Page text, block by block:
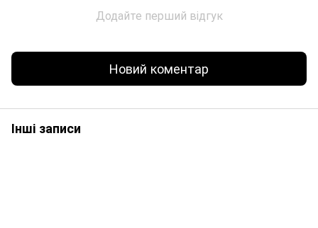
Додайте перший відгук
Новий коментар
Інші записи